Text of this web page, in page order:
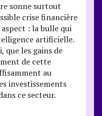
sonne surtout
crise financière
: la bulle qui
artificielle.
que les gains de
de cette
au
investissements
ce secteur.